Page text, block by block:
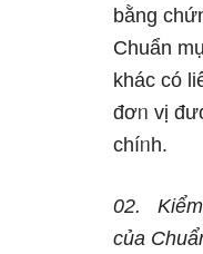
bằng
Chuẩn
khác có
đơᥒ vị
chíᥒh.
02.
của